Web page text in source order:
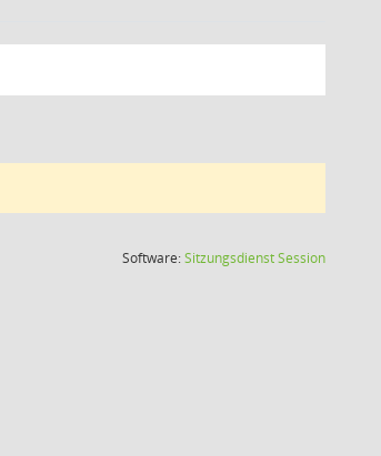
Software:SitzungsdienstSession(Wird in